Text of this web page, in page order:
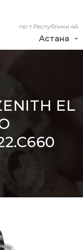
Астана
пр-т Республики 46
EL